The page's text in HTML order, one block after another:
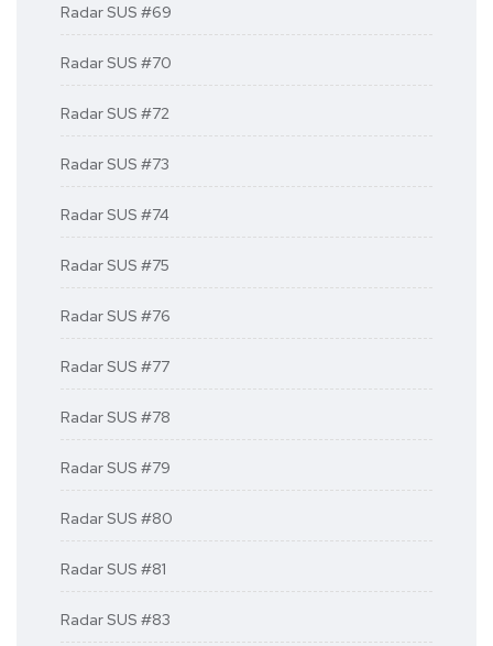
Radar SUS #69
Radar SUS #70
Radar SUS #72
Radar SUS #73
Radar SUS #74
Radar SUS #75
Radar SUS #76
Radar SUS #77
Radar SUS #78
Radar SUS #79
Radar SUS #80
Radar SUS #81
Radar SUS #83